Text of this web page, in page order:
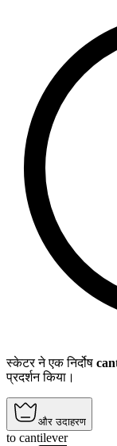
स्केटर ने एक निर्दोष
प्रदर्शन किया।
और उदाहरण
to cantilever